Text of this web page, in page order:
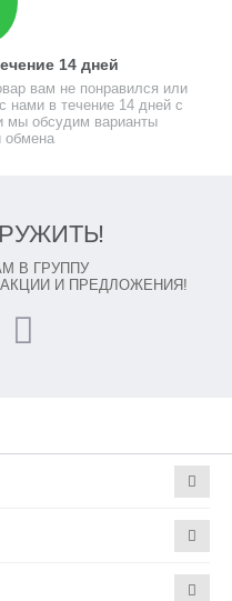
14 дней
вам не понравился или
нами в течение 14 дней с
мы обсудим варианты
обмена
В ГРУППУ
И ПРЕДЛОЖЕНИЯ!